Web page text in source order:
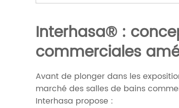
Interhasa® :
commerciales
Avant de plonger dans les
marché des salles de bains
Interhasa propose :